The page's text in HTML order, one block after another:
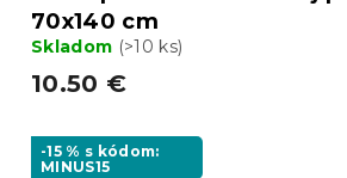
70x140 cm
Skladom (>10 ks)
10.50 €
-15 % s kódom:
MINUS15